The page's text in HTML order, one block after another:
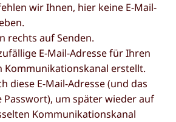
wir Ihnen, hier keine E-Mail-
rechts auf Senden.
E-Mail-Adresse für Ihren
Kommunikationskanal erstellt.
diese E-Mail-Adresse (und das
Passwort), um später wieder auf
Kommunikationskanal